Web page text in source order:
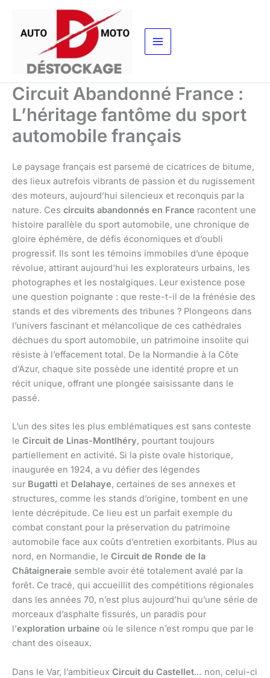
contenu
Circuit Abandonné France :
L’héritage fantôme du sport
automobile français
Le paysage français est parsemé de cicatrices de bitume,
des lieux autrefois vibrants de passion et du rugissement
des moteurs, aujourd’hui silencieux et reconquis par la
nature. Ces circuits abandonnés en France racontent une
histoire parallèle du sport automobile, une chronique de
gloire éphémère, de défis économiques et d’oubli
progressif. Ils sont les témoins immobiles d’une époque
révolue, attirant aujourd’hui les explorateurs urbains, les
photographes et les nostalgiques. Leur existence pose
une question poignante : que reste-t-il de la frénésie des
stands et des vibrements des tribunes ? Plongeons dans
l’univers fascinant et mélancolique de ces cathédrales
déchues du sport automobile, un patrimoine insolite qui
résiste à l’effacement total. De la Normandie à la Côte
d’Azur, chaque site possède une identité propre et un
récit unique, offrant une plongée saisissante dans le
passé.
L’un des sites les plus emblématiques est sans conteste
le Circuit de Linas-Montlhéry, pourtant toujours
partiellement en activité. Si la piste ovale historique,
inaugurée en 1924, a vu défier des légendes
sur Bugatti et Delahaye, certaines de ses annexes et
structures, comme les stands d’origine, tombent en une
lente décrépitude. Ce lieu est un parfait exemple du
combat constant pour la préservation du patrimoine
automobile face aux coûts d’entretien exorbitants. Plus au
nord, en Normandie, le Circuit de Ronde de la
Châtaigneraie semble avoir été totalement avalé par la
forêt. Ce tracé, qui accueillit des compétitions régionales
dans les années 70, n’est plus aujourd’hui qu’une série de
morceaux d’asphalte fissurés, un paradis pour
l’exploration urbaine où le silence n’est rompu que par le
chant des oiseaux.
Dans le Var, l’ambitieux Circuit du Castellet… non, celui-ci